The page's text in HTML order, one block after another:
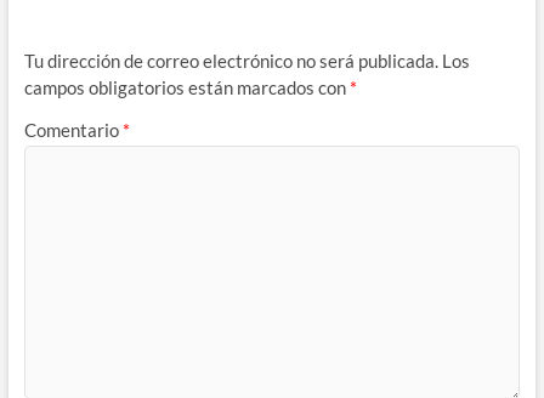
Tu dirección de correo electrónico no será publicada. Los
campos obligatorios están marcados con *
Comentario *